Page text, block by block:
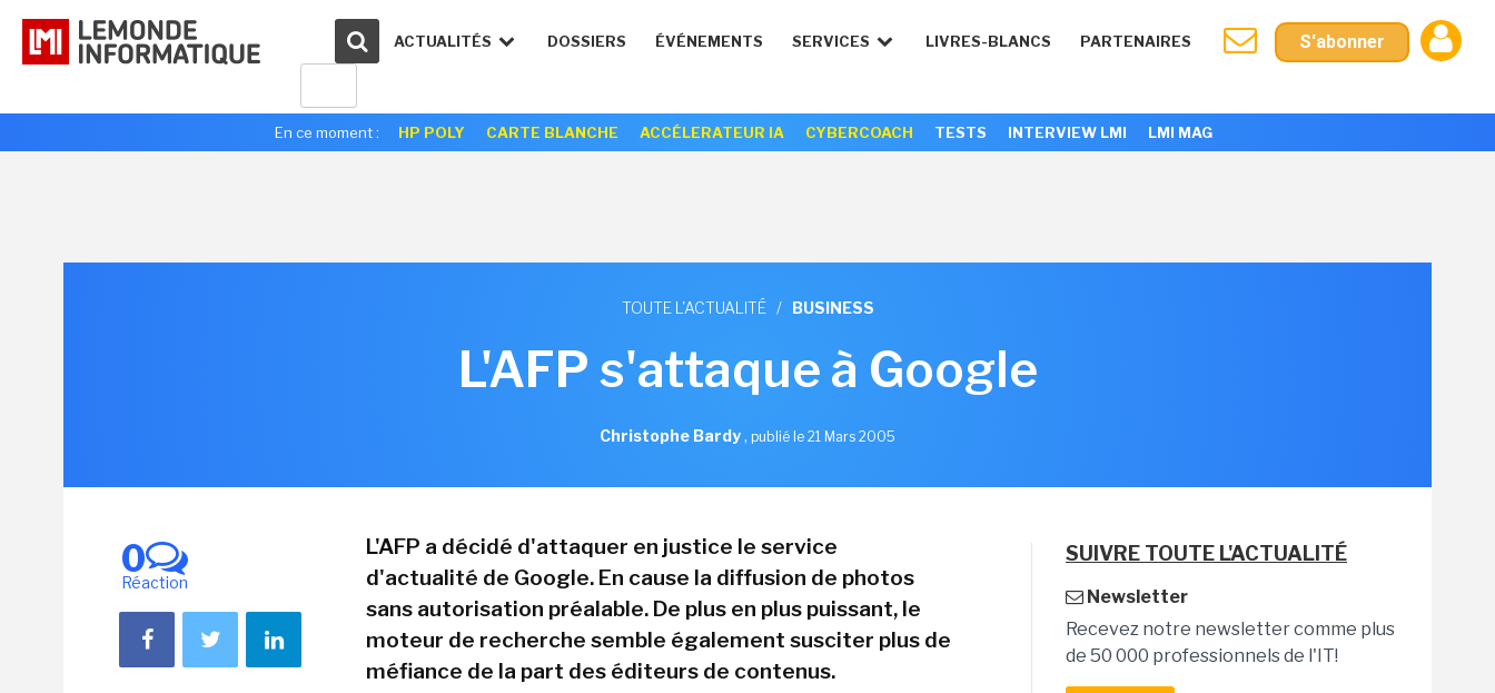
ACTUALITÉS DOSSIERS ÉVÉNEMENTS SERVICES LIVRES-BLANCS PARTENAIRES S'abonner
En ce moment : HP POLY CARTE BLANCHE ACCÉLERATEUR IA CYBERCOACH TESTS INTERVIEW LMI LMI MAG
TOUTE L'ACTUALITÉ / BUSINESS
L'AFP s'attaque à Google
Christophe Bardy, publié le 21 Mars 2005
0
Réaction
L'AFP a décidé d'attaquer en justice le service
d'actualité de Google. En cause la diffusion de photos
sans autorisation préalable. De plus en plus puissant, le
moteur de recherche semble également susciter plus de
méfiance de la part des éditeurs de contenus.
SUIVRE TOUTE L'ACTUALITÉ
Newsletter
Recevez notre newsletter comme plus
de 50 000 professionnels de l'IT!